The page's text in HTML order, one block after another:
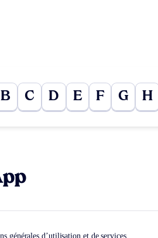
B C D E F G H
générales d’utilisation et de services